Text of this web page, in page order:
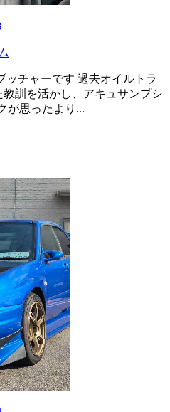
ッチャーです 過去オイルトラ
訓を活かし、アキュサンプシ
が思ったより...